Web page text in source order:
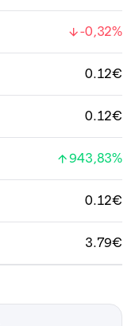
-0,32%
0.12€
0.12€
943,83%
0.12€
3.79€